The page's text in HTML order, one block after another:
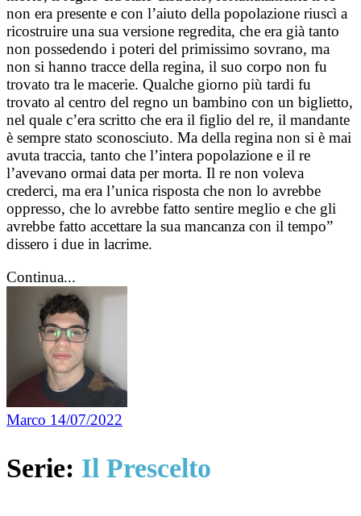
non era presente e con l’aiuto della popolazione riuscì a
ricostruire una sua versione regredita, che era già tanto
non possedendo i poteri del primissimo sovrano, ma
non si hanno tracce della regina, il suo corpo non fu
trovato tra le macerie. Qualche giorno più tardi fu
trovato al centro del regno un bambino con un biglietto,
nel quale c’era scritto che era il figlio del re, il mandante
è sempre stato sconosciuto. Ma della regina non si è mai
avuta traccia, tanto che l’intera popolazione e il re
l’avevano ormai data per morta. Il re non voleva
crederci, ma era l’unica risposta che non lo avrebbe
oppresso, che lo avrebbe fatto sentire meglio e che gli
avrebbe fatto accettare la sua mancanza con il tempo”
dissero i due in lacrime.
Continua...
Marco 14/07/2022
Serie: Il Prescelto